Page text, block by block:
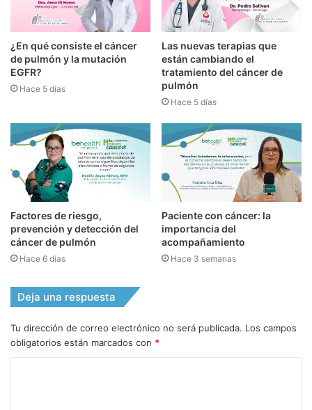
¿En qué consiste el cáncer
de pulmón y la mutación
EGFR?
Hace 5 días
Las nuevas terapias que
están cambiando el
tratamiento del cáncer de
pulmón
Hace 5 días
Factores de riesgo,
prevención y detección del
cáncer de pulmón
Hace 6 días
Paciente con cáncer: la
importancia del
acompañamiento
Hace 3 semanas
Deja una respuesta
Tu dirección de correo electrónico no será publicada. Los campos
obligatorios están marcados con *